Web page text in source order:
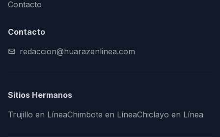
Contacto
Contacto
redaccion@huarazenlinea.com
Sitios Hermanos
Trujillo en LíneaChimbote en LíneaChiclayo en Línea